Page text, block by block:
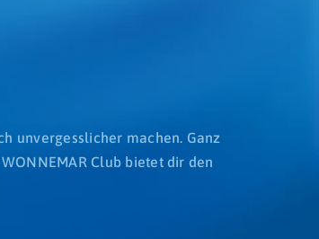
unvergesslicher machen. Ganz
Club bietet dir den